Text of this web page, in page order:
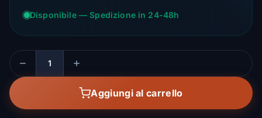
Disponibile — Spedizione in 24-48h
Quantità
Aggiungi al carrello